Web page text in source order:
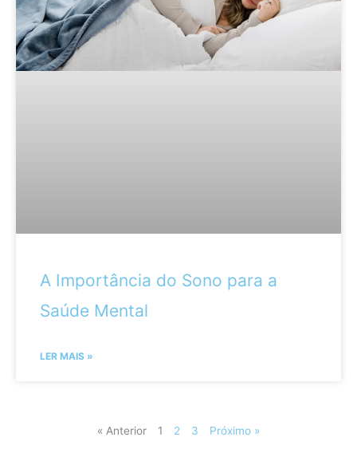
A Importância do Sono para a
Saúde Mental
LER MAIS »
« Anterior 1 2 3 Próximo »